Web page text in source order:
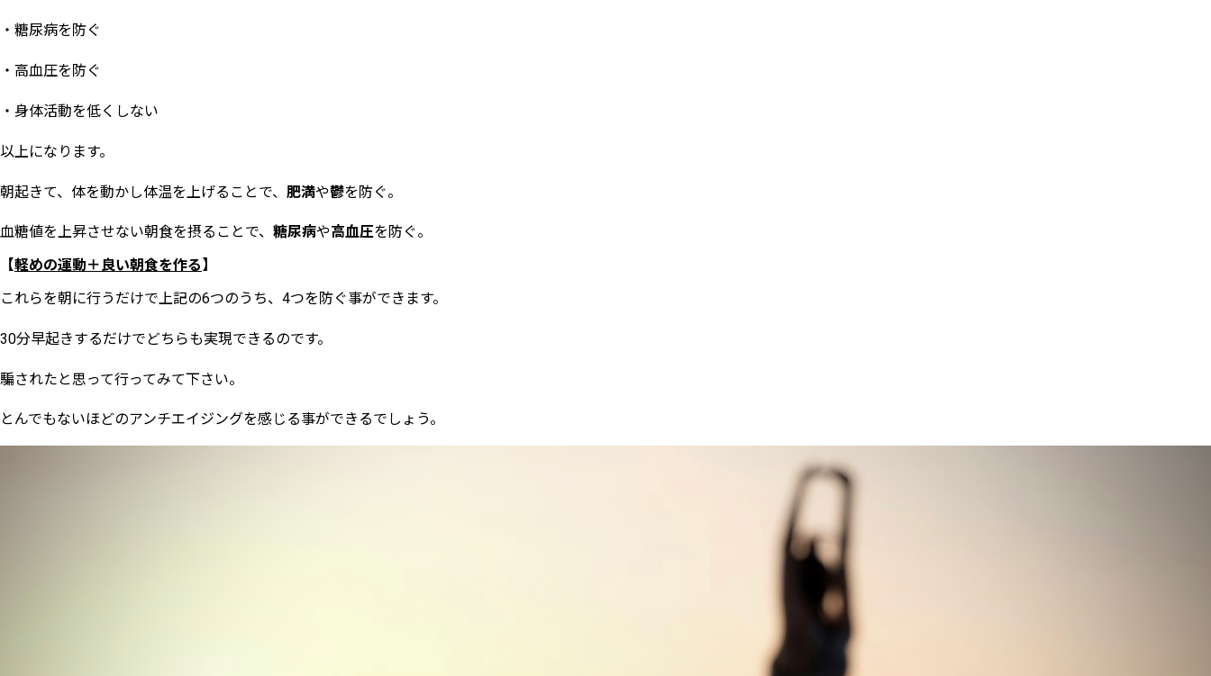
・糖尿病を防ぐ
・高血圧を防ぐ
・身体活動を低くしない
以上になります。
朝起きて、体を動かし体温を上げることで、 肥満や鬱を防ぐ。
血糖値を上昇させない朝食を摂ることで、 糖尿病や高血圧を防ぐ。
【軽めの運動＋良い朝食を作る 】
これらを朝に行うだけで上記の6つのうち、 4つを防ぐ事ができます。
30分早起きするだけでどちらも実現できるのです。
騙されたと思って行ってみて下さい。
とんでもないほどのアンチエイジングを感じる事ができるでしょう。